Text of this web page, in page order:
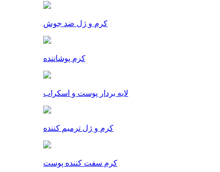
کرم و ژل ضد جوش
کرم پوشاننده
لایه بردار پوست و اسکراب
کرم و ژل ترمیم کننده
کرم سفت کننده پوست